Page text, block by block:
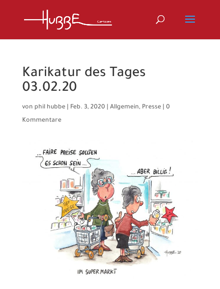
Karikatur des Tages
03.02.20
von phil hubbe| Feb. 3, 2020| Allgemein, Presse| 0
Kommentare